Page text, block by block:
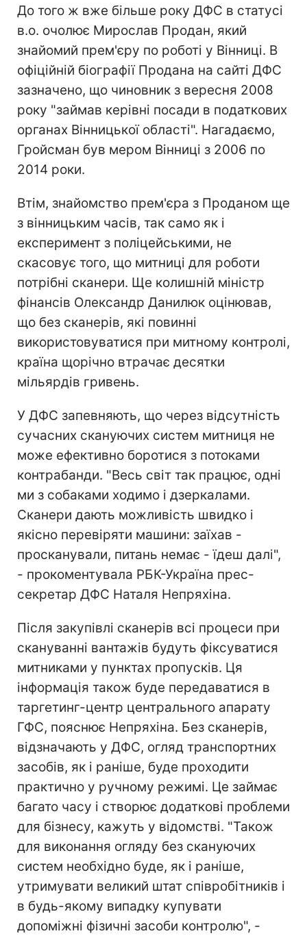
До того ж вже більше року ДФС в статусі
в.о. очолює Мирослав Продан, який
знайомий прем'єру по роботі у Вінниці. В
офіційній біографії Продана на сайті ДФС
зазначено, що чиновник з вересня 2008
року "займав керівні посади в податкових
органах Вінницької області". Нагадаємо,
Гройсман був мером Вінниці з 2006 по
2014 роки.
Втім, знайомство прем'єра з Проданом ще
з вінницьким часів, так само як і
експеримент з поліцейськими, не
скасовує того, що митниці для роботи
потрібні сканери. Ще колишній міністр
фінансів Олександр Данилюк оцінював,
що без сканерів, які повинні
використовуватися при митному контролі,
країна щорічно втрачає десятки
мільярдів гривень.
У ДФС запевняють, що через відсутність
сучасних скануючих систем митниця не
може ефективно боротися з потоками
контрабанди. "Весь світ так працює, одні
ми з собаками ходимо і дзеркалами.
Сканери дають можливість швидко і
якісно перевіряти машини: заїхав -
просканували, питань немає - їдеш далі",
- прокоментувала РБК-Україна прес-
секретар ДФС Наталя Непряхіна.
Після закупівлі сканерів всі процеси при
скануванні вантажів будуть фіксуватися
митниками у пунктах пропусків. Ця
інформація також буде передаватися в
таргетинг-центр центрального апарату
ГФС, пояснює Непряхіна. Без сканерів,
відзначають у ДФС, огляд транспортних
засобів, як і раніше, буде проходити
практично у ручному режимі. Це займає
багато часу і створює додаткові проблеми
для бізнесу, кажуть у відомстві. "Також
для виконання огляду без скануючих
систем необхідно буде, як і раніше,
утримувати великий штат співробітників і
в будь-якому випадку купувати
допоміжні фізичні засоби контролю", -